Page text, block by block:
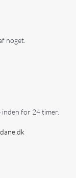
noget.
for 24 timer.